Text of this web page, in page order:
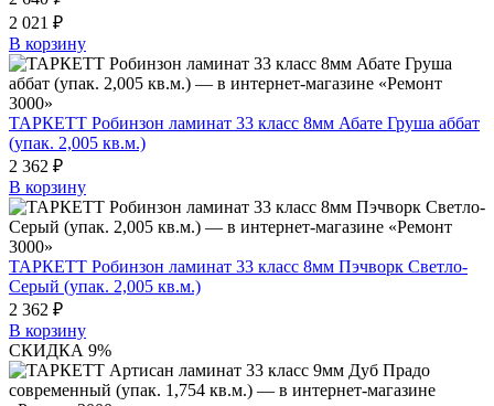
2 021 ₽
В корзину
ТАРКЕТТ Робинзон ламинат 33 класс 8мм Абате Груша аббат
(упак. 2,005 кв.м.)
2 362 ₽
В корзину
ТАРКЕТТ Робинзон ламинат 33 класс 8мм Пэчворк Светло-
Серый (упак. 2,005 кв.м.)
2 362 ₽
В корзину
СКИДКА 9%